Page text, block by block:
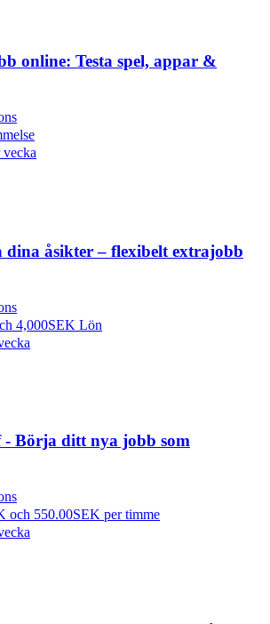
online: Testa spel, appar &
vecka
dina åsikter – flexibelt extrajobb
4,000SEK Lön
- Börja ditt nya jobb som
och 550.00SEK per timme